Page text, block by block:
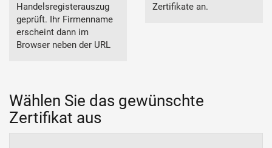
Handelsregisterauszug
geprüft. Ihr Firmenname
erscheint dann im
Browser neben der URL
Zertifikate an.
Wählen Sie das gewünschte
Zertifikat aus